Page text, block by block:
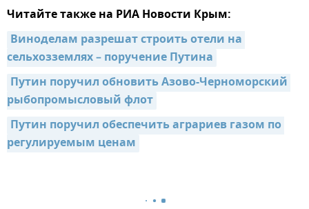
Читайте также на РИА Новости Крым:
Виноделам разрешат строить отели на
сельхозземлях – поручение Путина
Путин поручил обновить Азово-Черноморский
рыбопромысловый флот
Путин поручил обеспечить аграриев газом по
регулируемым ценам